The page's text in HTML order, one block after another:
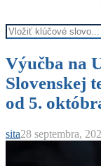
Search
for:
Výučba na
Slovenskej
od 5.
sita28 septembra,